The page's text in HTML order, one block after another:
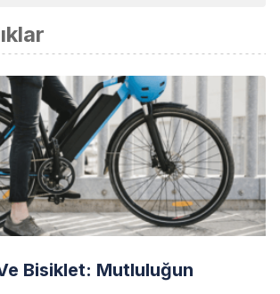
Ve Bisiklet: Mutluluğun